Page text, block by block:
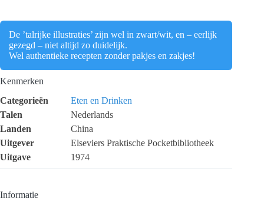
De ’talrijke illustraties’ zijn wel in zwart/wit, en – eerlijk
gezegd – niet altijd zo duidelijk.
Wel authentieke recepten zonder pakjes en zakjes!
Kenmerken
Categorieën
Eten en Drinken
Talen
Nederlands
Landen
China
Uitgever
Elseviers Praktische Pocketbibliotheek
Uitgave
1974
Informatie